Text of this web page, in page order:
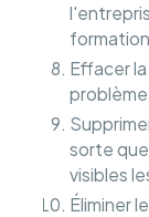
formation.
Effacer
sorte
visibles
Éliminer